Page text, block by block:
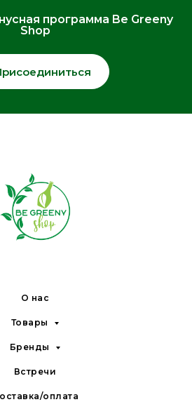
программа Be Greeny
Shop
О нас
Товары
Бренды
Встречи
оплата